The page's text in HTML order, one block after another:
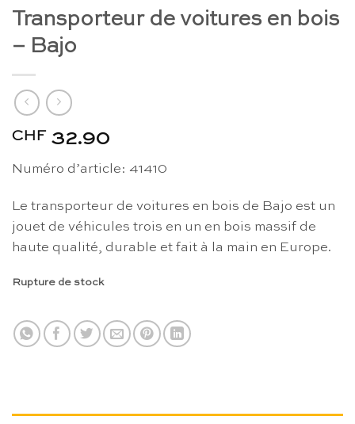
Transporteur de voitures en bois
– Bajo
CHF 32.90
Numéro d’article: 41410
Le transporteur de voitures en bois de Bajo est un
jouet de véhicules trois en un en bois massif de
haute qualité, durable et fait à la main en Europe.
Rupture de stock